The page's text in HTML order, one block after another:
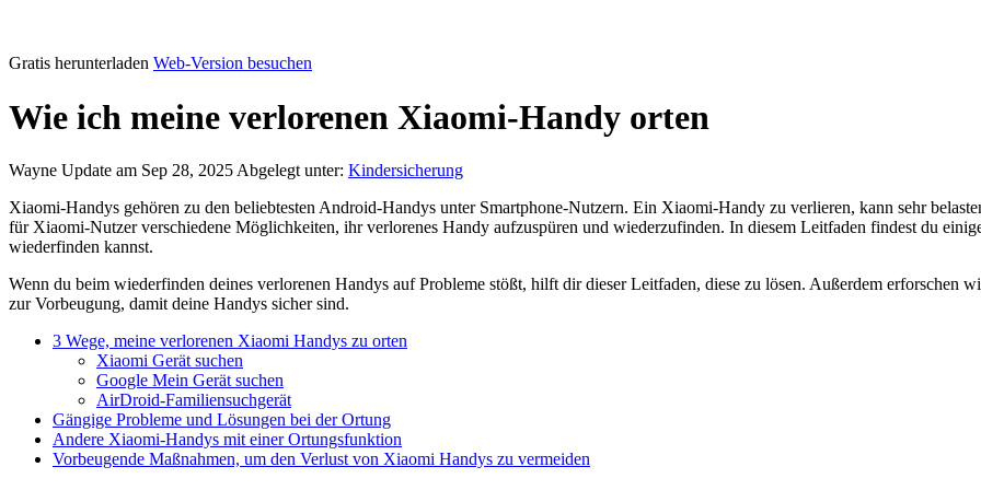
Gratis herunterladen Web-Version besuchen
Wie ich meine verlorenen Xiaomi-Handy orten
Wayne Update am Sep 28, 2025 Abgelegt unter: Kindersicherung
Xiaomi-Handys gehören zu den beliebtesten Android-Handys unter Smartphone-Nutzern. Ein Xiaomi-Handy zu verlieren, kann sehr
für Xiaomi-Nutzer verschiedene Möglichkeiten, ihr verlorenes Handy aufzuspüren und wiederzufinden. In diesem Leitfaden findest du
wiederfinden kannst.
Wenn du beim wiederfinden deines verlorenen Handys auf Probleme stößt, hilft dir dieser Leitfaden, diese zu lösen. Außerdem erforschen
zur Vorbeugung, damit deine Handys sicher sind.
3 Wege, meine verlorenen Xiaomi Handys zu orten
Xiaomi Gerät suchen
Google Mein Gerät suchen
AirDroid-Familiensuchgerät
Gängige Probleme und Lösungen bei der Ortung
Andere Xiaomi-Handys mit einer Ortungsfunktion
Vorbeugende Maßnahmen, um den Verlust von Xiaomi Handys zu vermeiden